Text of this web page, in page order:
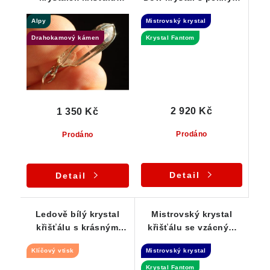
Alpy
Drahokamový kámen
Prodáno
1 350 Kč
Detail
Mistrovský krystal
Krystal Fantom
Prodáno
2 920 Kč
Detail
Ledově bílý krystal
křišťálu s krásným
přívěsek
Klíčový vtisk
Mistrovský krystal
křišťálu se vzácným
Dow
Mistrovský krystal
Krystal Fantom